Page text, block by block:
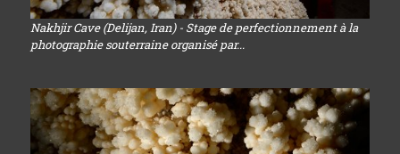
Nakhjir Cave (Delijan, Iran) - Stage de perfectionnement à la
photographie souterraine organisé par...